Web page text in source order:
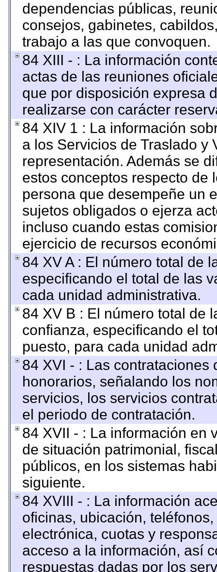
dependencias públicas,
consejos, gabinetes,
trabajo a las que convoquen.
84 XIII - : La información
actas de las reuniones
que por disposición expresa
realizarse con carácter
84 XIV 1 : La información
a los Servicios de Traslado y
representación. Además se
estos conceptos respecto de
persona que desempeñe un
sujetos obligados o ejerza
incluso cuando estas
ejercicio de recursos
84 XV A : El número total de
especificando el total de las
cada unidad administrativa.
84 XV B : El número total de
confianza, especificando el
puesto, para cada unidad
84 XVI - : Las
honorarios, señalando los
servicios, los servicios
el periodo de contratación.
84 XVII - : La información en
de situación patrimonial,
públicos, en los sistemas
siguiente.
84 XVIII - : La información
oficinas, ubicación,
electrónica, cuotas y
acceso a la información, así
respuestas dadas por los